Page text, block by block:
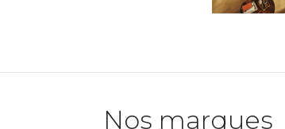
Nos marques